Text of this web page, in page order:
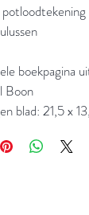
boekpagina
Boon
blad: 21,5 x